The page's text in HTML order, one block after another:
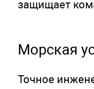
защищает
Морская
Точное